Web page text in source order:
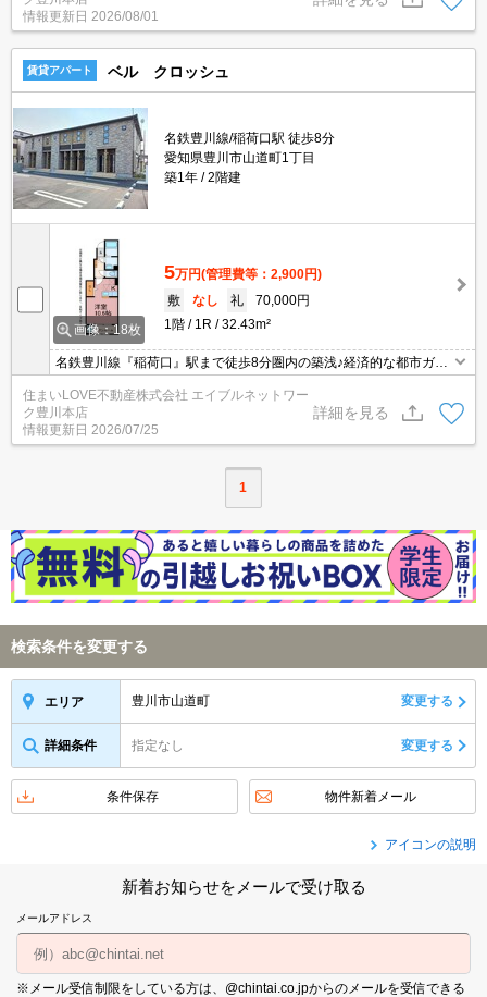
情報更新日 2026/08/01
賃貸アパート ベル クロッシュ
名鉄豊川線/稲荷口駅 徒歩8分
愛知県豊川市山道町1丁目
築1年
2階建
画像：18枚
5万円(管理費等：2,900円)
敷
なし 礼
70,000円
1階
1R 32.43m²
名鉄豊川線『稲荷口』駅まで徒歩8分圏内の築浅♪経済的な都市ガス
クスや、システムキッチンなど人気の設備が充実☆お気軽にお問い
合わせ下さいませ♪
住まいLOVE不動産株式会社 エイブルネットワー
ク豊川本店
情報更新日 2026/07/25
詳細を見る
1
検索条件を変更する
エリア 豊川市山道町 変更する
詳細条件 指定なし 変更する
条件保存 物件新着メール
アイコンの説明
新着お知らせをメールで受け取る
メールアドレス
※メール受信制限をしている方は、@chintai.co.jpからのメールを受信できる